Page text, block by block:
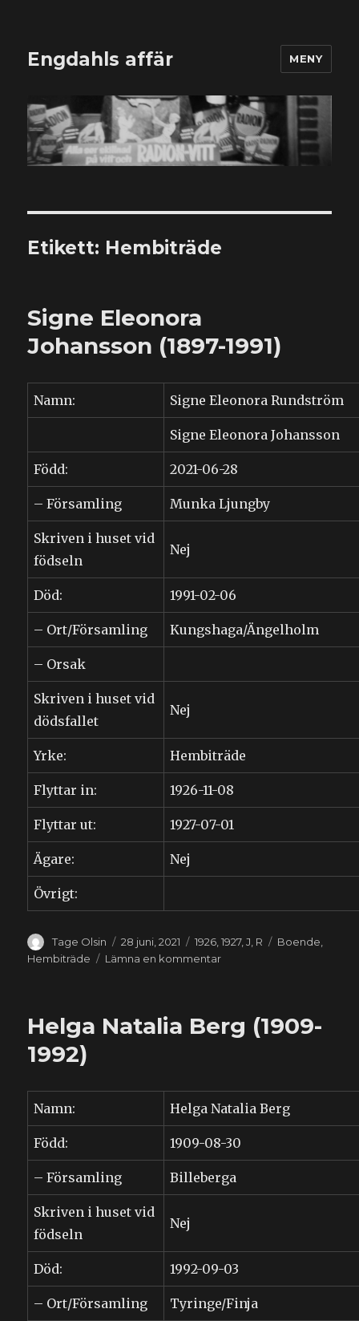
Engdahls affär MENY
Etikett: Hembiträde
Signe Eleonora
Johansson (1897-1991)
Namn: Signe Eleonora Rundström
Signe Eleonora Johansson
Född: 2021-06-28
– Församling Munka Ljungby
Skriven i huset vid
födseln
Nej
Död: 1991-02-06
– Ort/Församling Kungshaga/Ängelholm
– Orsak
Skriven i huset vid
dödsfallet
Nej
Yrke: Hembiträde
Flyttar in: 1926-11-08
Flyttar ut: 1927-07-01
Ägare: Nej
Övrigt:
Författare
Tage Olsin
Publicerat
den
28 juni, 2021 Kategorier
1926,1927,J, R Etiketter
Boende,
Hembiträde
Lämna en kommentartill
(1897-
1991)
Helga Natalia Berg (1909-
1992)
Namn: Helga Natalia Berg
Född: 1909-08-30
– Församling Billeberga
Skriven i huset vid
födseln
Nej
Död: 1992-09-03
– Ort/Församling Tyringe/Finja